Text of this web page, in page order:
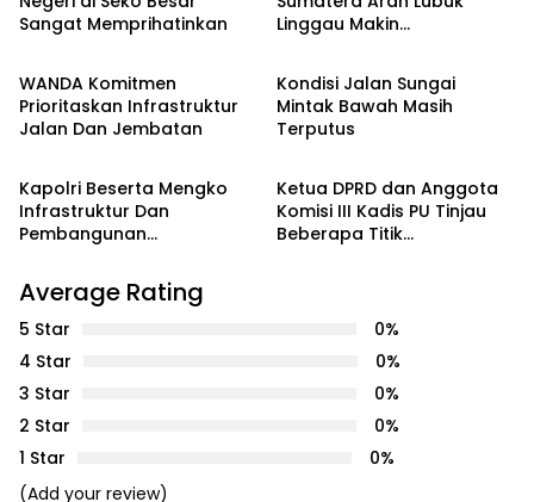
Sangat Memprihatinkan
Linggau Makin
INFRASTRUKTUR
WANDA Komitmen
Prioritaskan Infrastruktur
Jalan Dan Jembatan
INFRASTRUKTUR
Kondisi Jalan Sungai
Mintak Bawah Masih
Terputus
INFRASTRUKTUR
Kapolri Beserta Mengko
Infrastruktur Dan
Pembangunan
Pelabuhan Ferry
Internasional Gold Coast
Bengkong
INFRASTRUKTUR
Ketua DPRD dan Anggota
Komisi III Kadis PU Tinjau
Beberapa Titik
Average Rating
5 Star
0%
4 Star
0%
3 Star
0%
2 Star
0%
1 Star
0%
(Add your review)